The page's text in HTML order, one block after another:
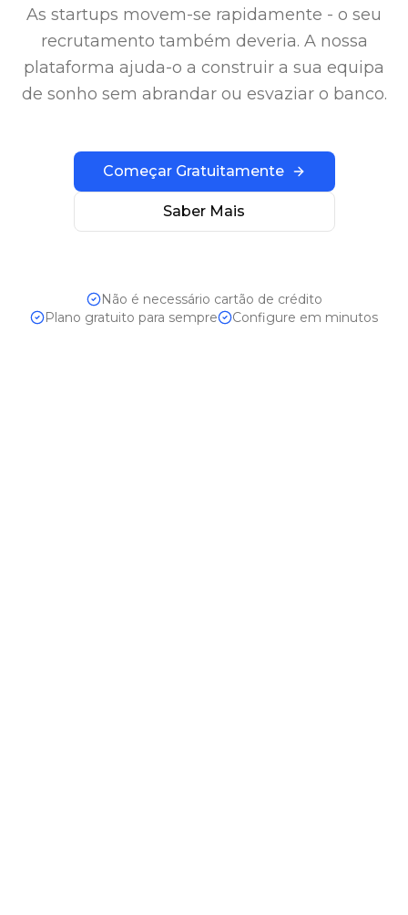
As startups movem-se rapidamente - o seu
recrutamento também deveria. A nossa
plataforma ajuda-o a construir a sua equipa
de sonho sem abrandar ou esvaziar o banco.
Começar Gratuitamente
Saber Mais
Não é necessário cartão de crédito
Plano gratuito para sempre
Configure em minutos